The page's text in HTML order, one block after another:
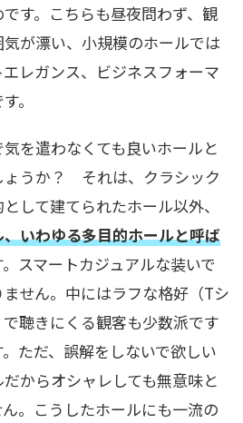
す。こちらも昼夜問わず、観
が漂い、小規模のホールでは
レガンス、ビジネスフォーマ
。
を遣わなくても良いホールと
ょうか？ それは、クラシック
して建てられたホール以外、
いわゆる多目的ホールと呼ば
。スマートカジュアルな装いで
せん。中にはラフな格好（Tシ
聴きにくる観客も少数派です
ただ、誤解をしないで欲しい
からオシャレしても無意味と
。こうしたホールにも一流の